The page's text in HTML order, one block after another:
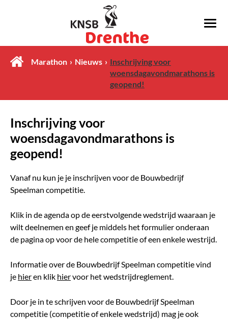
Marathon Nieuws
Inschrijving voor
woensdagavondmarathons is
geopend!
Inschrijving voor
woensdagavondmarathons is
geopend!
Vanaf nu kun je je inschrijven voor de Bouwbedrijf
Speelman competitie.
Klik in de agenda op de eerstvolgende wedstrijd waaraan je
wilt deelnemen en geef je middels het formulier onderaan
de pagina op voor de hele competitie of een enkele westrijd.
Informatie over de Bouwbedrijf Speelman competitie vind
je hieren klik hiervoor het wedstrijdreglement.
Door je in te schrijven voor de Bouwbedrijf Speelman
competitie (competitie of enkele wedstrijd) mag je ook